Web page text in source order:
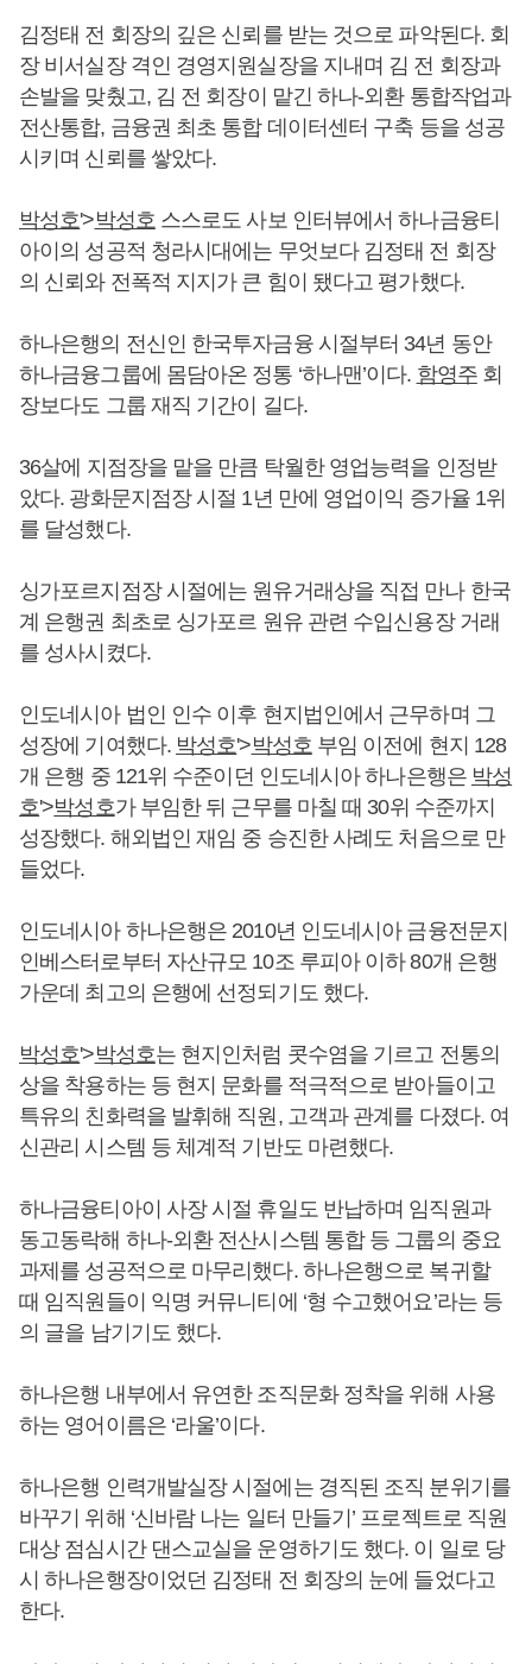
김정태 전 회장의 깊은 신뢰를 받는 것으로 파악된다. 회
장 비서실장 격인 경영지원실장을 지내며 김 전 회장과
손발을 맞췄고, 김 전 회장이 맡긴 하나-외환 통합작업과
전산통합, 금융권 최초 통합 데이터센터 구축 등을 성공
시키며 신뢰를 쌓았다.
박성호'>박성호 스스로도 사보 인터뷰에서 하나금융티
아이의 성공적 청라시대에는 무엇보다 김정태 전 회장
의 신뢰와 전폭적 지지가 큰 힘이 됐다고 평가했다.
하나은행의 전신인 한국투자금융 시절부터 34년 동안
하나금융그룹에 몸담아온 정통 ‘하나맨’이다. 함영주회
장보다도 그룹 재직 기간이 길다.
36살에 지점장을 맡을 만큼 탁월한 영업능력을 인정받
았다. 광화문지점장 시절 1년 만에 영업이익 증가율 1위
를 달성했다.
싱가포르지점장 시절에는 원유거래상을 직접 만나 한국
계 은행권 최초로 싱가포르 원유 관련 수입신용장 거래
를 성사시켰다.
인도네시아 법인 인수 이후 현지법인에서 근무하며 그
성장에 기여했다. 박성호'>박성호 부임 이전에 현지 128
개 은행 중 121위 수준이던 인도네시아 하나은행은 박성
호'>박성호가 부임한 뒤 근무를 마칠 때 30위 수준까지
성장했다. 해외법인 재임 중 승진한 사례도 처음으로 만
들었다.
인도네시아 하나은행은 2010년 인도네시아 금융전문지
인베스터로부터 자산규모 10조 루피아 이하 80개 은행
가운데 최고의 은행에 선정되기도 했다.
박성호'>박성호는 현지인처럼 콧수염을 기르고 전통의
상을 착용하는 등 현지 문화를 적극적으로 받아들이고
특유의 친화력을 발휘해 직원, 고객과 관계를 다졌다. 여
신관리 시스템 등 체계적 기반도 마련했다.
하나금융티아이 사장 시절 휴일도 반납하며 임직원과
동고동락해 하나-외환 전산시스템 통합 등 그룹의 중요
과제를 성공적으로 마무리했다. 하나은행으로 복귀할
때 임직원들이 익명 커뮤니티에 ‘형 수고했어요’라는 등
의 글을 남기기도 했다.
하나은행 내부에서 유연한 조직문화 정착을 위해 사용
하는 영어이름은 ‘라울’이다.
하나은행 인력개발실장 시절에는 경직된 조직 분위기를
바꾸기 위해 ‘신바람 나는 일터 만들기’ 프로젝트로 직원
대상 점심시간 댄스교실을 운영하기도 했다. 이 일로 당
시 하나은행장이었던 김정태 전 회장의 눈에 들었다고
한다.